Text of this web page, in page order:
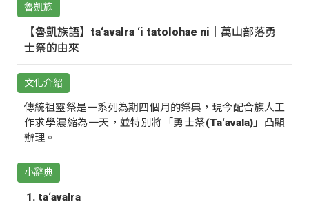
魯凱族
【魯凱族語】ta‘avalra ‘i tatolohae ni｜萬山部落勇
士祭的由來
文化介紹
傳統祖靈祭是一系列為期四個月的祭典，現今配合族人工
作求學濃縮為一天，並特別將「勇士祭(Ta‘avala)」凸顯
辦理。
小辭典
ta‘avalra